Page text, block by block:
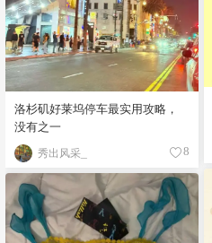
洛杉矶好莱坞停车最实用攻略，
没有之一
秀出风采_ 8